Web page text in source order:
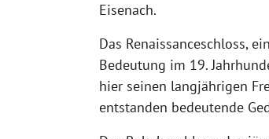
Eisenach.
Das Renaissanceschloss,
Bedeutung im 19.
hier seinen langjährigen
entstanden bedeutende